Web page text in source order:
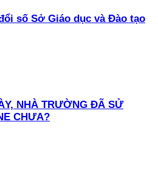
số Sở Giáo dục và Đào tạo
NHÀ TRƯỜNG ĐÃ SỬ
CHƯA?